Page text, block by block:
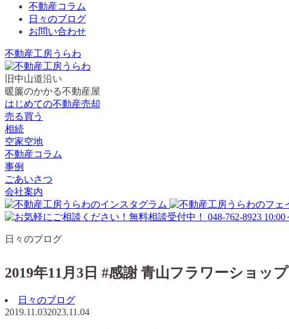
不動産コラム
日々のブログ
お問い合わせ
不動産工房うらわ
旧中山道沿い
暖簾のかかる不動産屋
はじめての不動産売却
売る買う
相続
空家空地
不動産コラム
事例
ごあいさつ
会社案内
日々のブログ
2019年11月3日 #感謝 青山フラワーショップ
日々のブログ
2019.11.032023.11.04